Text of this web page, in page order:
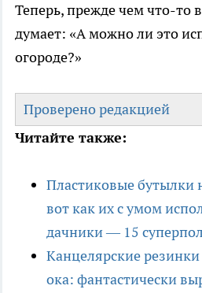
Теперь, прежде чем что-то
думает: «А можно ли это
огороде?»
Проверено редакцией
Читайте также:
Пластиковые бутылки
вот как их с умом
дачники — 15
Канцелярские резинки
ока: фантастически